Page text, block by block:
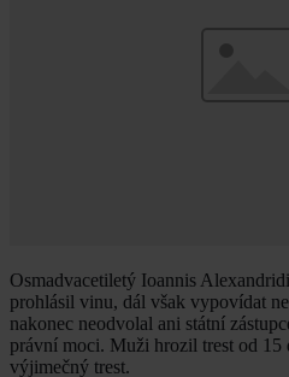
Osmadvacetiletý Ioannis
prohlásil vinu, dál však vypovídat
nakonec neodvolal ani státní
právní moci. Muži hrozil trest od 15
výjimečný trest.